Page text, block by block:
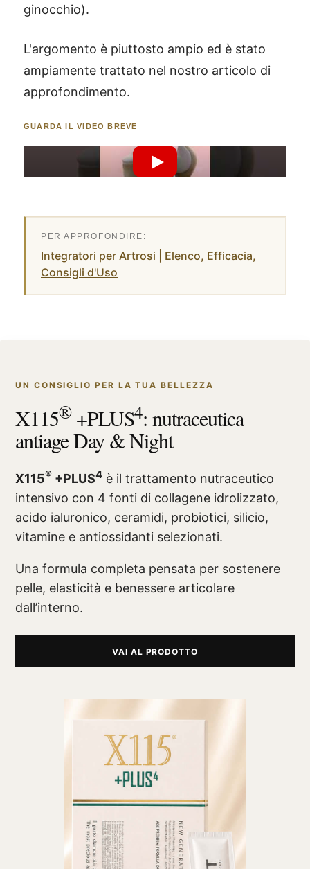
ginocchio).
L'argomento è piuttosto ampio ed è stato
ampiamente trattato nel nostro articolo di
approfondimento.
GUARDA IL VIDEO BREVE
Riproduci Video YouTube
Integratori per Artrosi | Elenco, Efficacia,
Consigli d'Uso
UN CONSIGLIO PER LA TUA BELLEZZA
X115®+PLUS4: nutraceutica
antiage Day & Night
X115® +PLUS4 è il trattamento nutraceutico
intensivo con 4 fonti di collagene idrolizzato,
acido ialuronico, ceramidi, probiotici, silicio,
vitamine e antiossidanti selezionati.
Una formula completa pensata per sostenere
pelle, elasticità e benessere articolare
dall’interno.
VAI AL PRODOTTO